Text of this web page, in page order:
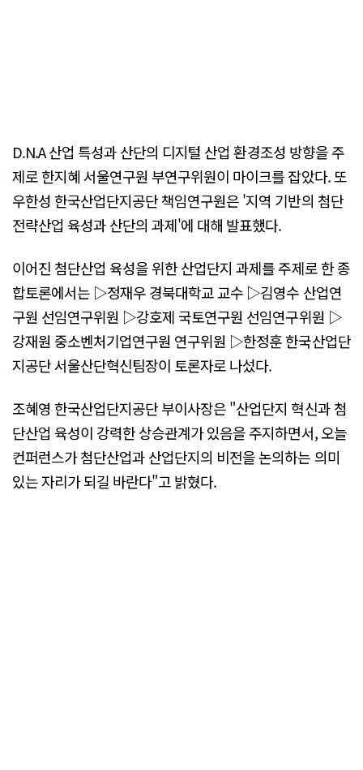
D.N.A 산업 특성과 산단의 디지털 산업 환경조성 방향을 주
제로 한지혜 서울연구원 부연구위원이 마이크를 잡았다. 또
우한성 한국산업단지공단 책임연구원은 '지역 기반의 첨단
전략산업 육성과 산단의 과제'에 대해 발표했다.
이어진 첨단산업 육성을 위한 산업단지 과제를 주제로 한 종
합토론에서는 ▷정재우 경북대학교 교수 ▷김영수 산업연
구원 선임연구위원 ▷강호제 국토연구원 선임연구위원 ▷
강재원 중소벤처기업연구원 연구위원 ▷한정훈 한국산업단
지공단 서울산단혁신팀장이 토론자로 나섰다.
조혜영 한국산업단지공단 부이사장은 "산업단지 혁신과 첨
단산업 육성이 강력한 상승관계가 있음을 주지하면서, 오늘
컨퍼런스가 첨단산업과 산업단지의 비전을 논의하는 의미
있는 자리가 되길 바란다"고 밝혔다.